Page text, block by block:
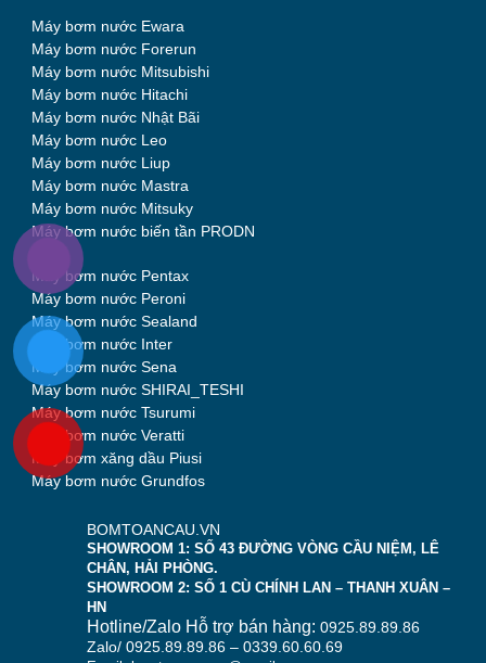
Máy bơm nước Ewara
Máy bơm nước Forerun
Máy bơm nước Mitsubishi
Máy bơm nước Hitachi
Máy bơm nước Nhật Bãi
Máy bơm nước Leo
Máy bơm nước Liup
Máy bơm nước Mastra
Máy bơm nước Mitsuky
Máy bơm nước biến tần PRODN
Máy bơm nước Pentax
Máy bơm nước Peroni
Máy bơm nước Sealand
Máy bơm nước Inter
Máy bơm nước Sena
Máy bơm nước SHIRAI_TESHI
Máy bơm nước Tsurumi
Máy bơm nước Veratti
Máy bơm xăng dầu Piusi
Máy bơm nước Grundfos
BOMTOANCAU.VN
SHOWROOM 1: SỐ 43 ĐƯỜNG VÒNG CẦU NIỆM, LÊ
CHÂN, HẢI PHÒNG.
SHOWROOM 2: SỐ 1 CÙ CHÍNH LAN – THANH XUÂN –
HN
Hotline/Zalo Hỗ trợ bán hàng:0925.89.89.86
Zalo/ 0925.89.89.86 – 0339.60.60.69